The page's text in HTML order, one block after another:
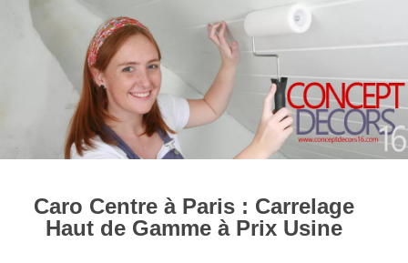
Caro Centre à Paris : Carrelage
Haut de Gamme à Prix Usine